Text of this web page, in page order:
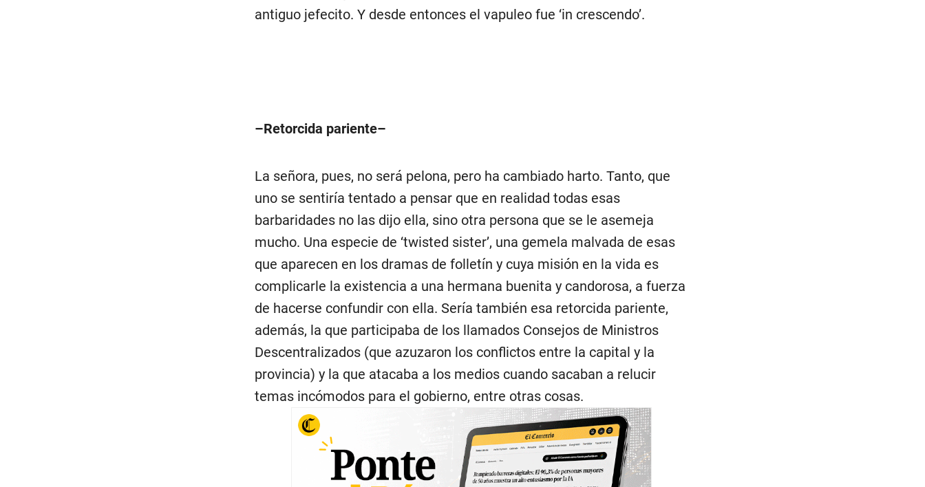
antiguo jefecito. Y desde entonces el vapuleo fue ‘in crescendo’.
–Retorcida pariente–
La señora, pues, no será pelona, pero ha cambiado harto. Tanto, que
uno se sentiría tentado a pensar que en realidad todas esas
barbaridades no las dijo ella, sino otra persona que se le asemeja
mucho. Una especie de ‘twisted sister’, una gemela malvada de esas
que aparecen en los dramas de folletín y cuya misión en la vida es
complicarle la existencia a una hermana buenita y candorosa, a fuerza
de hacerse confundir con ella. Sería también esa retorcida pariente,
además, la que participaba de los llamados Consejos de Ministros
Descentralizados (que azuzaron los conflictos entre la capital y la
provincia) y la que atacaba a los medios cuando sacaban a relucir
temas incómodos para el gobierno, entre otras cosas.